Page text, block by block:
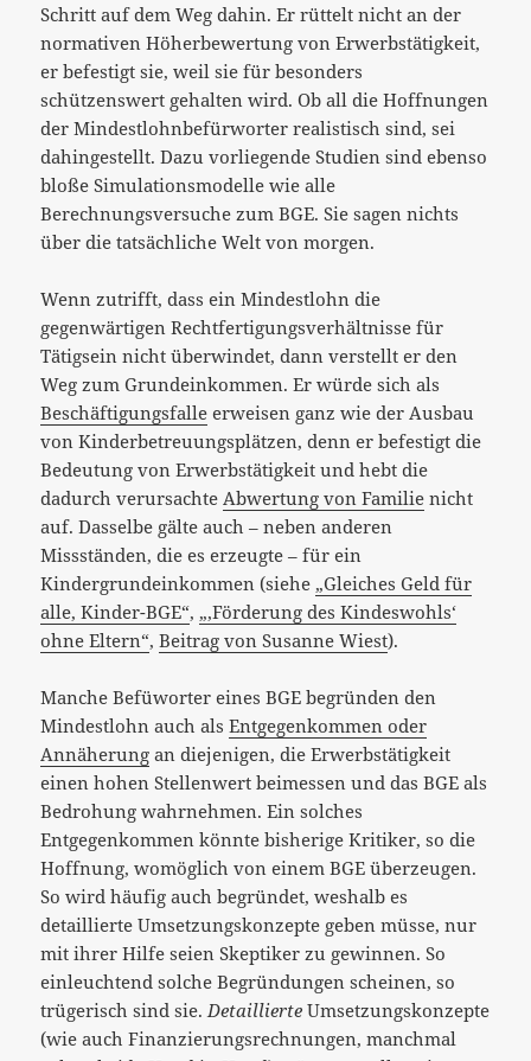
Schritt auf dem Weg dahin. Er rüttelt nicht an der
normativen Höherbewertung von Erwerbstätigkeit,
er befestigt sie, weil sie für besonders
schützenswert gehalten wird. Ob all die Hoffnungen
der Mindestlohnbefürworter realistisch sind, sei
dahingestellt. Dazu vorliegende Studien sind ebenso
bloße Simulationsmodelle wie alle
Berechnungsversuche zum BGE. Sie sagen nichts
über die tatsächliche Welt von morgen.
Wenn zutrifft, dass ein Mindestlohn die
gegenwärtigen Rechtfertigungsverhältnisse für
Tätigsein nicht überwindet, dann verstellt er den
Weg zum Grundeinkommen. Er würde sich als
Beschäftigungsfalle erweisen ganz wie der Ausbau
von Kinderbetreuungsplätzen, denn er befestigt die
Bedeutung von Erwerbstätigkeit und hebt die
dadurch verursachte Abwertung von Familie nicht
auf. Dasselbe gälte auch – neben anderen
Missständen, die es erzeugte – für ein
Kindergrundeinkommen (siehe „Gleiches Geld für
alle, Kinder-BGE“, „‚Förderung des Kindeswohls‘
ohne Eltern“,Beitrag von Susanne Wiest).
Manche Befüworter eines BGE begründen den
Mindestlohn auch alsEntgegenkommen oder
Annäherung an diejenigen, die Erwerbstätigkeit
einen hohen Stellenwert beimessen und das BGE als
Bedrohung wahrnehmen. Ein solches
Entgegenkommen könnte bisherige Kritiker, so die
Hoffnung, womöglich von einem BGE überzeugen.
So wird häufig auch begründet, weshalb es
detaillierte Umsetzungskonzepte geben müsse, nur
mit ihrer Hilfe seien Skeptiker zu gewinnen. So
einleuchtend solche Begründungen scheinen, so
trügerisch sind sie. Detaillierte Umsetzungskonzepte
(wie auch Finanzierungsrechnungen, manchmal